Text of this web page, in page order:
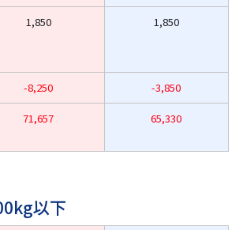
1,850 1,850
-8,250 -3,850
71,657 65,330
以下